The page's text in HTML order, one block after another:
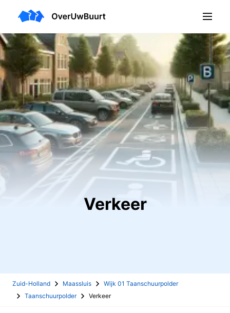
Verkeer
Zuid-Holland Maassluis
Wijk 01 Taanschuurpolder
Taanschuurpolder
Verkeer